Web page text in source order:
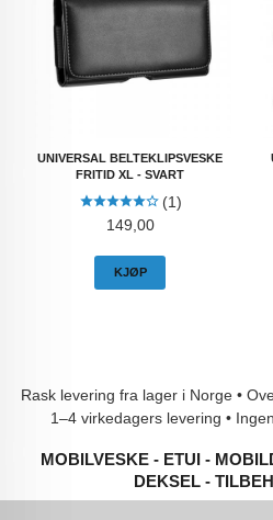
UNIVERSAL BELTEKLIPSVESKE
FRITID XL - SVART
(1)
Pris
149,00
KJØP
Rask levering fra lager i Norge •
1–4 virkedagers levering •
MOBILVESKE - ETUI -
DEKSEL -